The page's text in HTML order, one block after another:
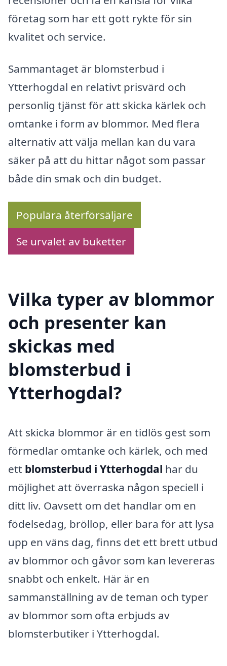
företag som har ett gott rykte för sin
kvalitet och service.
Sammantaget är blomsterbud i
Ytterhogdal en relativt prisvärd och
personlig tjänst för att skicka kärlek och
omtanke i form av blommor. Med flera
alternativ att välja mellan kan du vara
säker på att du hittar något som passar
både din smak och din budget.
Populära återförsäljare
Se urvalet av buketter
Vilka typer av blommor
och presenter kan
skickas med
blomsterbud i
Ytterhogdal?
Att skicka blommor är en tidlös gest som
förmedlar omtanke och kärlek, och med
ett blomsterbud i Ytterhogdal har du
möjlighet att överraska någon speciell i
ditt liv. Oavsett om det handlar om en
födelsedag, bröllop, eller bara för att lysa
upp en väns dag, finns det ett brett utbud
av blommor och gåvor som kan levereras
snabbt och enkelt. Här är en
sammanställning av de teman och typer
av blommor som ofta erbjuds av
blomsterbutiker i Ytterhogdal.